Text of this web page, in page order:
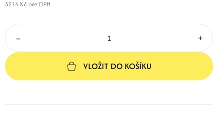
3214 Kč bez DPH
– +
VLOŽIT DO KOŠÍKU